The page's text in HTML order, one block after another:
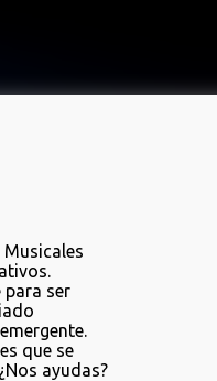
Musicales
para ser
que se
ayudas?